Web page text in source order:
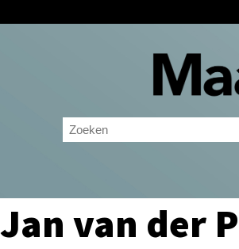
Jan van der